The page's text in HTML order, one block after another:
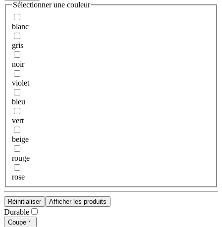
Sélectionner une couleur
blanc
gris
noir
violet
bleu
vert
beige
rouge
rose
Réinitialiser Afficher les produits
Durable
Coupe